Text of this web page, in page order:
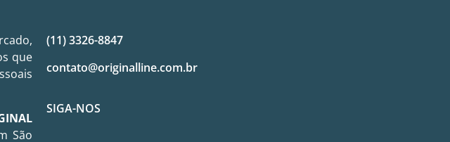
que
São
(11) 3326-8847
contato@originalline.com.br
SIGA-NOS